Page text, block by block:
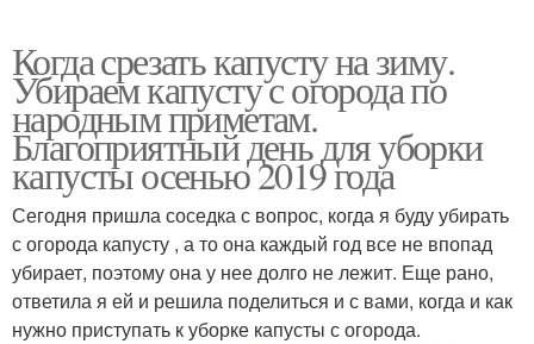
Когда срезать капусту на зиму.
Убираем капусту с огорода по
народным приметам.
Благоприятный день для уборки
капусты осенью 2019 года
Сегодня пришла соседка с вопрос, когда я буду убирать
с огорода капусту , а то она каждый год все не впопад
убирает, поэтому она у нее долго не лежит. Еще рано,
ответила я ей и решила поделиться и с вами, когда и как
нужно приступать к уборке капусты с огорода.